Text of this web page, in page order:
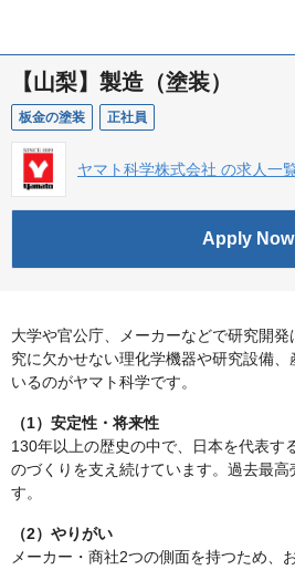
【山梨】製造（塗装）
板金の塗装 正社員
ヤマト科学株式会社 の求人一
Apply Now
大学や官公庁、メーカーなどで研究開
究に欠かせない理化学機器や研究設備
いるのがヤマト科学です。
（1）安定性・将来性
130年以上の歴史の中で、日本を代表す
のづくりを支え続けています。過去最
す。
（2）やりがい
メーカー・商社2つの側面を持つため、